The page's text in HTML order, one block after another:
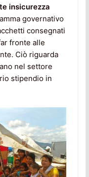
insicurezza
governativo
consegnati
fronte alle
Ciò riguarda
nel settore
stipendio in